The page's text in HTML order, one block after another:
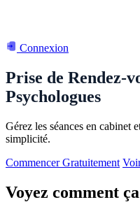
Connexion
Prise de Rendez-
Psychologues
Gérez les séances en cabinet
simplicité.
Commencer Gratuitement
Voyez comment